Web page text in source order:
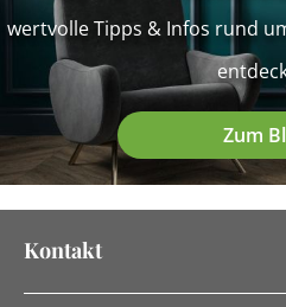
wertvolle Tipps & Infos rund
Zum
Kontakt